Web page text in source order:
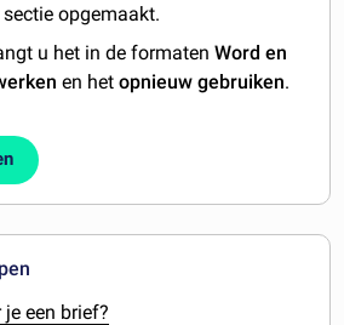
opgemaakt.
u het in de formatenWord en
en hetopnieuw gebruiken.
een brief?